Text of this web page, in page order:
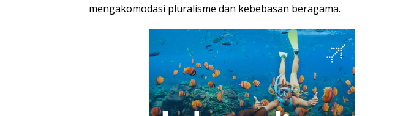
mengakomodasi pluralisme dan kebebasan beragama.